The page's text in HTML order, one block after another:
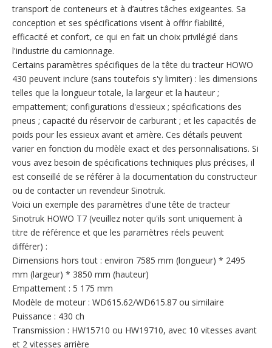
transport de conteneurs et à d’autres tâches exigeantes. Sa
conception et ses spécifications visent à offrir fiabilité,
efficacité et confort, ce qui en fait un choix privilégié dans
l'industrie du camionnage.
Certains paramètres spécifiques de la tête du tracteur HOWO
430 peuvent inclure (sans toutefois s'y limiter) : les dimensions
telles que la longueur totale, la largeur et la hauteur ;
empattement; configurations d'essieux ; spécifications des
pneus ; capacité du réservoir de carburant ; et les capacités de
poids pour les essieux avant et arrière. Ces détails peuvent
varier en fonction du modèle exact et des personnalisations. Si
vous avez besoin de spécifications techniques plus précises, il
est conseillé de se référer à la documentation du constructeur
ou de contacter un revendeur Sinotruk.
Voici un exemple des paramètres d'une tête de tracteur
Sinotruk HOWO T7 (veuillez noter qu'ils sont uniquement à
titre de référence et que les paramètres réels peuvent
différer) :
Dimensions hors tout : environ 7585 mm (longueur) * 2495
mm (largeur) * 3850 mm (hauteur)
Empattement : 5 175 mm
Modèle de moteur : WD615.62/WD615.87 ou similaire
Puissance : 430 ch
Transmission : HW15710 ou HW19710, avec 10 vitesses avant
et 2 vitesses arrière